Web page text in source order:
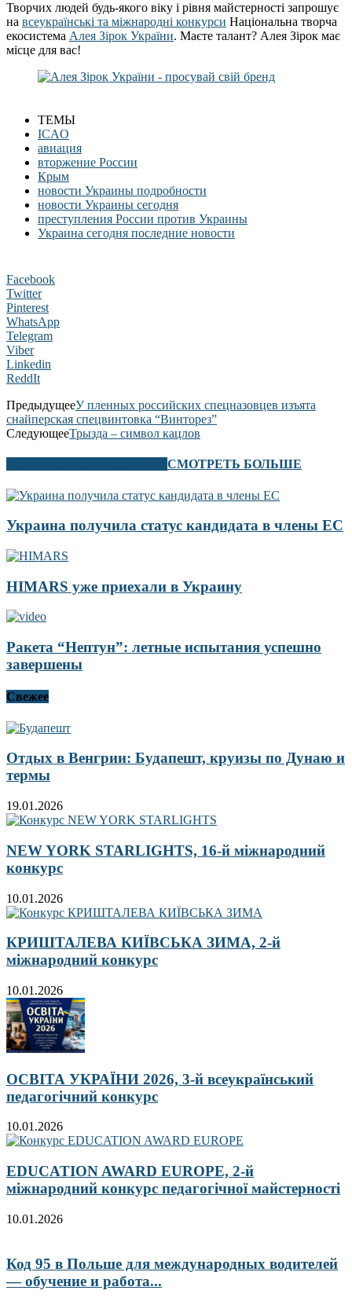
Творчих людей будь-якого віку і рівня майстерності запрошує
на всеукраїнські та міжнародні конкурси Національна творча
екосистема Алея Зірок України. Маєте талант? Алея Зірок має
місце для вас!
ТЕМЫ
ICAO
авиация
вторжение России
Крым
новости Украины подробности
новости Украины сегодня
преступления России против Украины
Украина сегодня последние новости
Facebook
Twitter
Pinterest
WhatsApp
Telegram
Viber
Linkedin
ReddIt
ПредыдущееУ пленных российских спецназовцев изъята
снайперская спецвинтовка “Винторез”
СледующееТрызда – символ кацлов
СМОТРЕТЬ БОЛЬШЕ
Украина получила статус кандидата в члены ЕС
HIMARS уже приехали в Украину
Ракета “Нептун”: летные испытания успешно
завершены
Свежее
Отдых в Венгрии: Будапешт, круизы по Дунаю и
термы
19.01.2026
NEW YORK STARLIGHTS, 16-й міжнародний
конкурс
10.01.2026
КРИШТАЛЕВА КИЇВСЬКА ЗИМА, 2-й
міжнародний конкурс
10.01.2026
ОСВІТА УКРАЇНИ 2026, 3-й всеукраїнський
педагогічний конкурс
10.01.2026
EDUCATION AWARD EUROPE, 2-й
міжнародний конкурс педагогічної майстерності
10.01.2026
Код 95 в Польше для международных водителей
— обучение и работа...